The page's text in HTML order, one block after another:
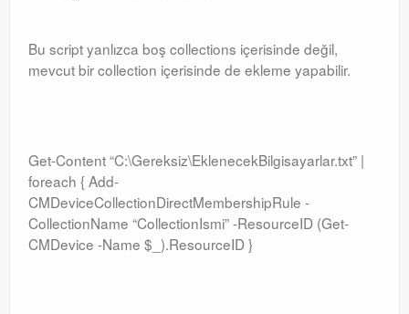
Bu script yanlızca boş collections içerisinde değil,
mevcut bir collection içerisinde de ekleme yapabilir.
Get-Content “C:\Gereksiz\EklenecekBilgisayarlar.txt” |
foreach { Add-
CMDeviceCollectionDirectMembershipRule -
CollectionName “CollectionIsmi” -ResourceID (Get-
CMDevice -Name $_).ResourceID }